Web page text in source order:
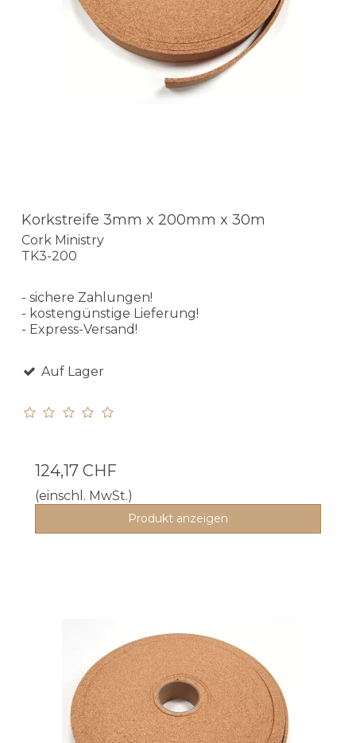
Korkstreife 3mm x 200mm x 30m
Cork Ministry
TK3-200
- sichere Zahlungen!
- kostengünstige Lieferung!
- Express-Versand!
Auf Lager
124,17 CHF
(einschl. MwSt.)
Produkt anzeigen